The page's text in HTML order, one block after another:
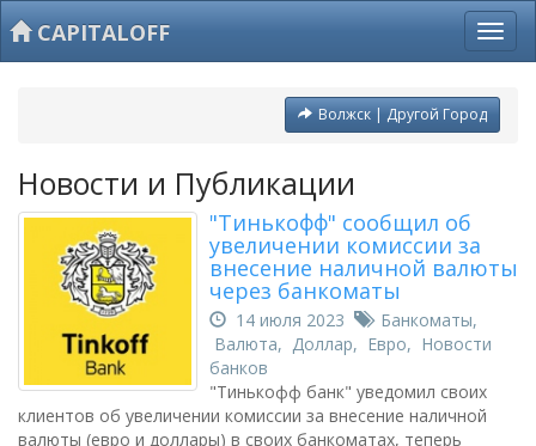
CAPITALOFF
Волжск | Другой Город
Новости и Публикации
"Тинькофф" сообщил об
увеличении комиссии за
внесение наличной валюты
через банкоматы
14 июля 2023 Банкоматы,
Валюта, Доллар, Евро, Новости
банков
"Тинькофф банк" уведомил своих
клиентов об увеличении комиссии за внесение наличной
валюты (евро и доллары) в своих банкоматах, теперь